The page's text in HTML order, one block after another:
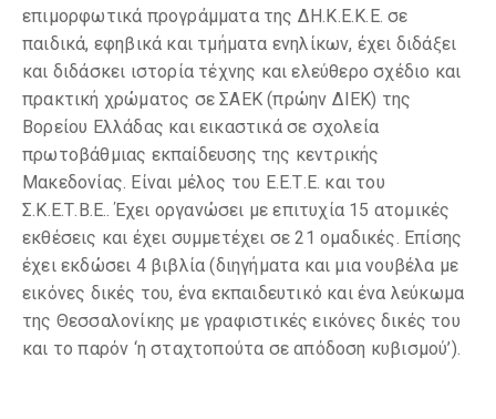
επιμορφωτικά προγράμματα της ΔΗ.Κ.Ε.Κ.Ε. σε
παιδικά, εφηβικά και τμήματα ενηλίκων, έχει διδάξει
και διδάσκει ιστορία τέχνης και ελεύθερο σχέδιο και
πρακτική χρώματος σε ΣΑΕΚ (πρώην ΔΙΕΚ) της
Βορείου Ελλάδας και εικαστικά σε σχολεία
πρωτοβάθμιας εκπαίδευσης της κεντρικής
Μακεδονίας. Είναι μέλος του Ε.Ε.Τ.Ε. και του
Σ.Κ.Ε.Τ.Β.Ε.. Έχει οργανώσει με επιτυχία 15 ατομικές
εκθέσεις και έχει συμμετέχει σε 21 ομαδικές. Επίσης
έχει εκδώσει 4 βιβλία (διηγήματα και μια νουβέλα με
εικόνες δικές του, ένα εκπαιδευτικό και ένα λεύκωμα
της Θεσσαλονίκης με γραφιστικές εικόνες δικές του
και το παρόν ‘η σταχτοπούτα σε απόδοση κυβισμού’).